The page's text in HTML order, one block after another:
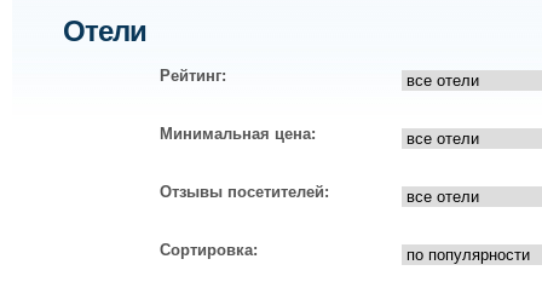
Отели
Рейтинг:
Минимальная цена:
Отзывы посетителей:
Сортировка: